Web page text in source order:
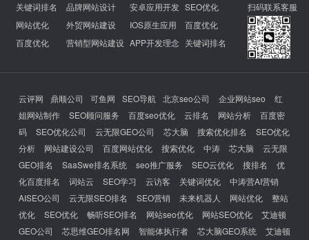
关键词排名
网站优化
百度优化
品牌网站设计
外贸网站建设
营销型网站建设
安卓应用开发
IOS原生应用
APP开发理念
SEO优化
百度优化
关键词排名
扫码联系客服
云评网 鼎顺公司 可鱼网 SEO导航 北京seo公司 企业网站seo
红
姐网站制作
SEO顾问服务 百度seo优化 云排名 网站分析
百度密
码
SEO优化公司 云无限GEO公司 芯大脑 搜索优化排名
SEO优化
分析
网站建设公司 百度网站优化 搜索优化 中涛 芯大脑
云无限
GEO排名
SaaSwe排名系统 seo推广服务 SEO云优化 搜排名
优
化百度排名
词站云 SEO学习 云访客 关键词优化
中涛营AI营销
AISEO公司
云无限SEO排名 SEO营销 未来机器人 网站优化
整站
优化
SEO优化 畅听SEO排名 网站seo优化 网站SEO优化
艾迪顿
GEO公司
芯思维GEO排名网 智能体执行者 芯大脑GEO系统 艾迪顿